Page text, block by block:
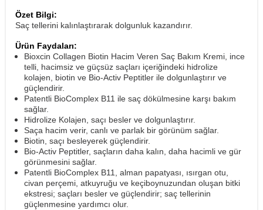
Özet Bilgi:
Saç tellerini kalınlaştırarak dolgunluk kazandırır.
Ürün Faydaları:
Bioxcin Collagen Biotin Hacim Veren Saç Bakım Kremi, ince
telli, hacimsiz ve güçsüz saçları içeriğindeki hidrolize
kolajen, biotin ve Bio-Activ Peptitler ile dolgunlaştırır ve
güçlendirir.
Patentli BioComplex B11 ile saç dökülmesine karşı bakım
sağlar.
Hidrolize Kolajen, saçı besler ve dolgunlaştırır.
Saça hacim verir, canlı ve parlak bir görünüm sağlar.
Biotin, saçı besleyerek güçlendirir.
Bio-Activ Peptitler, saçların daha kalın, daha hacimli ve gür
görünmesini sağlar.
Patentli BioComplex B11, alman papatyası, ısırgan otu,
civan perçemi, atkuyruğu ve keçiboynuzundan oluşan bitki
ekstresi; saçları besler ve güçlendirir; saç tellerinin
güçlenmesine yardımcı olur.